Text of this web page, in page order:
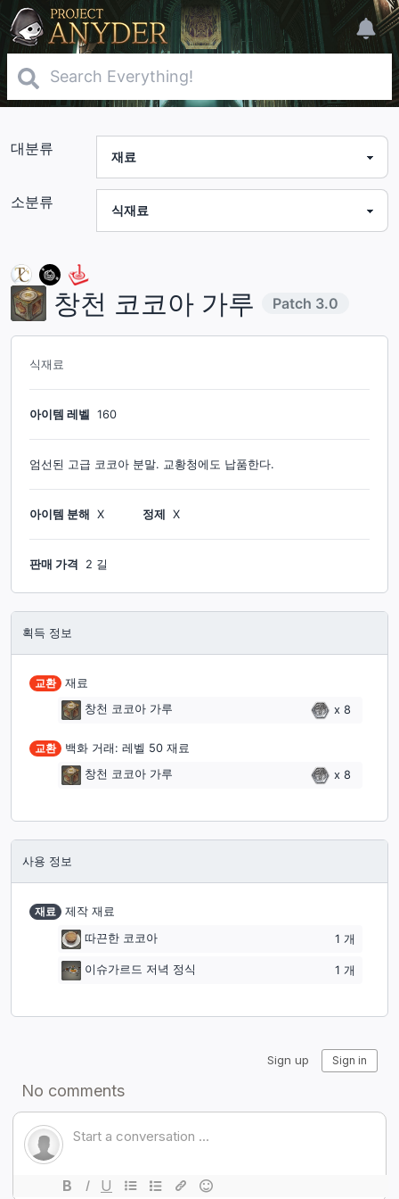
대분류
소분류
창천 코코아 가루 Patch 3.0
식재료
아이템 레벨 160
엄선된 고급 코코아 분말. 교황청에도 납품한다.
아이템 분해 X 정제 X
판매 가격 2 길
획득 정보
교환
재료
창천 코코아 가루
x 8
교환
백화 거래: 레벨 50 재료
창천 코코아 가루
x 8
사용 정보
재료
제작 재료
따끈한 코코아
1 개
이슈가르드 저녁 정식 1 개